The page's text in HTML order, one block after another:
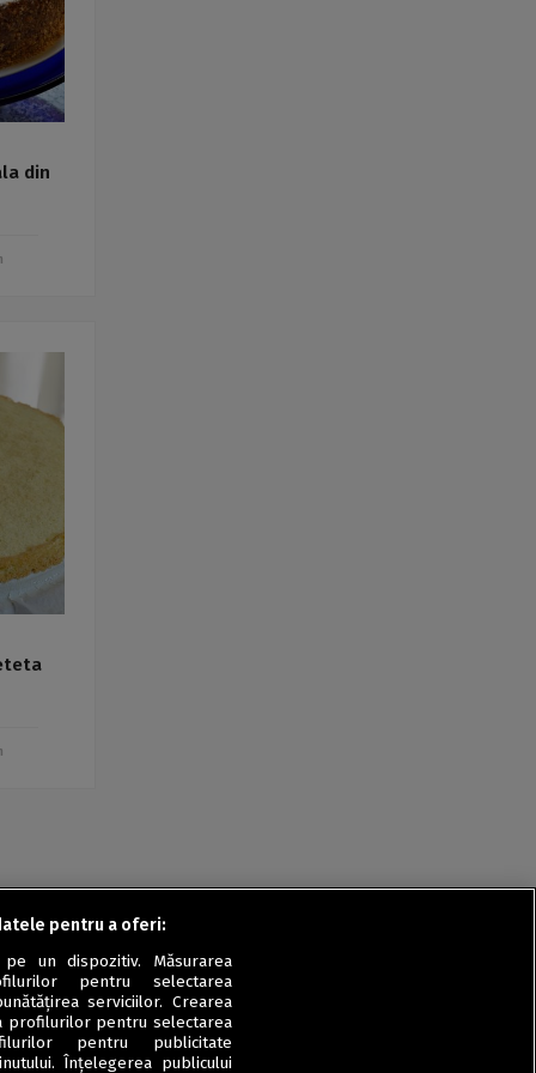
din
pentru a oferi:
un dispozitiv. Măsurarea
pentru selectarea
serviciilor. Crearea
profilurilor pentru selectarea
pentru publicitate
Înțelegerea publicului